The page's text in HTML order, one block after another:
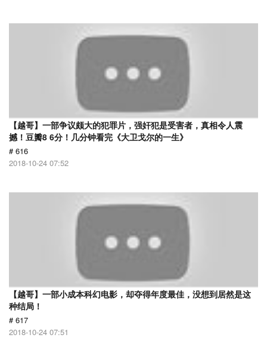
【越哥】一部争议颇大的犯罪片，强奸犯是受害者，真相令人震
撼！豆瓣8 6分！几分钟看完《大卫戈尔的一生》
# 616
2018-10-24 07:52
【越哥】一部小成本科幻电影，却夺得年度最佳，没想到居然是这
种结局！
# 617
2018-10-24 07:51